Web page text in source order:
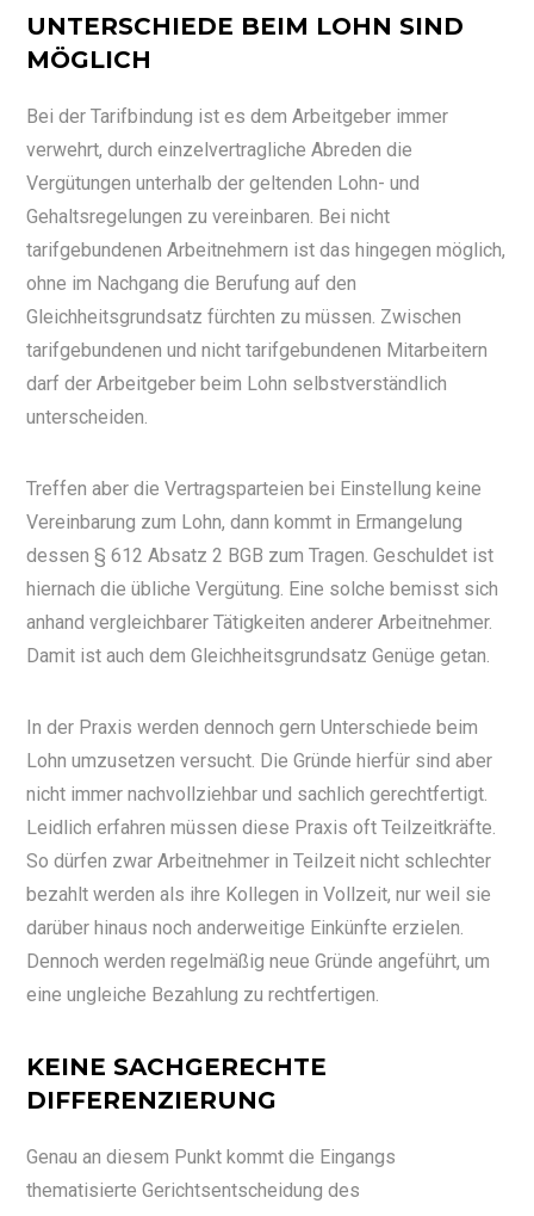
UNTERSCHIEDE BEIM LOHN SIND
MÖGLICH
Bei der Tarifbindung ist es dem Arbeitgeber immer
verwehrt, durch einzelvertragliche Abreden die
Vergütungen unterhalb der geltenden Lohn- und
Gehaltsregelungen zu vereinbaren. Bei nicht
tarifgebundenen Arbeitnehmern ist das hingegen möglich,
ohne im Nachgang die Berufung auf den
Gleichheitsgrundsatz fürchten zu müssen. Zwischen
tarifgebundenen und nicht tarifgebundenen Mitarbeitern
darf der Arbeitgeber beim Lohn selbstverständlich
unterscheiden.
Treffen aber die Vertragsparteien bei Einstellung keine
Vereinbarung zum Lohn, dann kommt in Ermangelung
dessen § 612 Absatz 2 BGB zum Tragen. Geschuldet ist
hiernach die übliche Vergütung. Eine solche bemisst sich
anhand vergleichbarer Tätigkeiten anderer Arbeitnehmer.
Damit ist auch dem Gleichheitsgrundsatz Genüge getan.
In der Praxis werden dennoch gern Unterschiede beim
Lohn umzusetzen versucht. Die Gründe hierfür sind aber
nicht immer nachvollziehbar und sachlich gerechtfertigt.
Leidlich erfahren müssen diese Praxis oft Teilzeitkräfte.
So dürfen zwar Arbeitnehmer in Teilzeit nicht schlechter
bezahlt werden als ihre Kollegen in Vollzeit, nur weil sie
darüber hinaus noch anderweitige Einkünfte erzielen.
Dennoch werden regelmäßig neue Gründe angeführt, um
eine ungleiche Bezahlung zu rechtfertigen.
KEINE SACHGERECHTE
DIFFERENZIERUNG
Genau an diesem Punkt kommt die Eingangs
thematisierte Gerichtsentscheidung des